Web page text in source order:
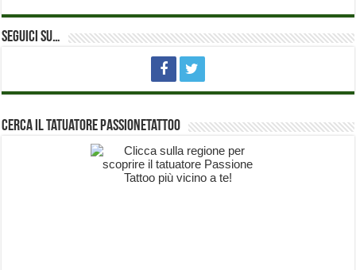
Seguici su…
Cerca il Tatuatore PassioneTattoo